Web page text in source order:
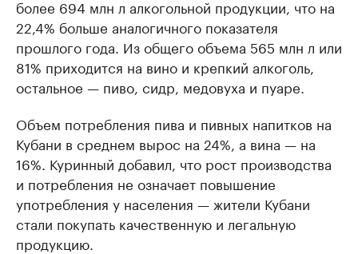
более 694 млн л алкогольной продукции, что на
22,4% больше аналогичного показателя
прошлого года. Из общего объема 565 млн л или
81% приходится на вино и крепкий алкоголь,
остальное — пиво, сидр, медовуха и пуаре.
Объем потребления пива и пивных напитков на
Кубани в среднем вырос на 24%, а вина — на
16%. Куринный добавил, что рост производства
и потребления не означает повышение
употребления у населения — жители Кубани
стали покупать качественную и легальную
продукцию.